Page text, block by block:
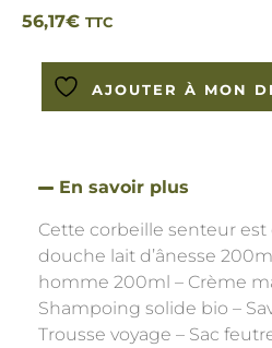
56,17€ TTC
AJOUTER À MON
En savoir plus
Cette corbeille senteur est
douche lait d’ânesse
homme 200ml – Crème
Shampoing solide bio –
Trousse voyage – Sac